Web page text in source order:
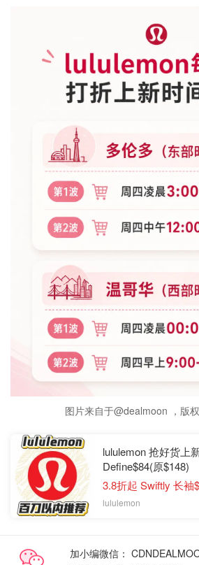
图片来自于@dealmoon ，版
lululemon 抢好货上
Define$84(原$148)
3.8折起 Swiftly 长袖
lululemon
加小编微信：